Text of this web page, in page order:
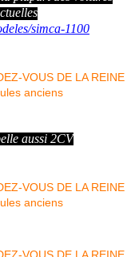
simca-1100
aussi 2CV